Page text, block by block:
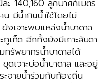
ละ 140,160 ลูกบาศก์เมตร
มีน้ำกินน้ำใช้โดยไม่
เจาะพบแหล่งน้ำบาดาล
เก็ต อีกทั้งยังมีเกาะลันตา
ทรัพยากรน้ำบาดาลได้
ดเจาะบ่อน้ำบาดาล และอยู่
ะจายน้ำร่วมกับท้องถิ่น